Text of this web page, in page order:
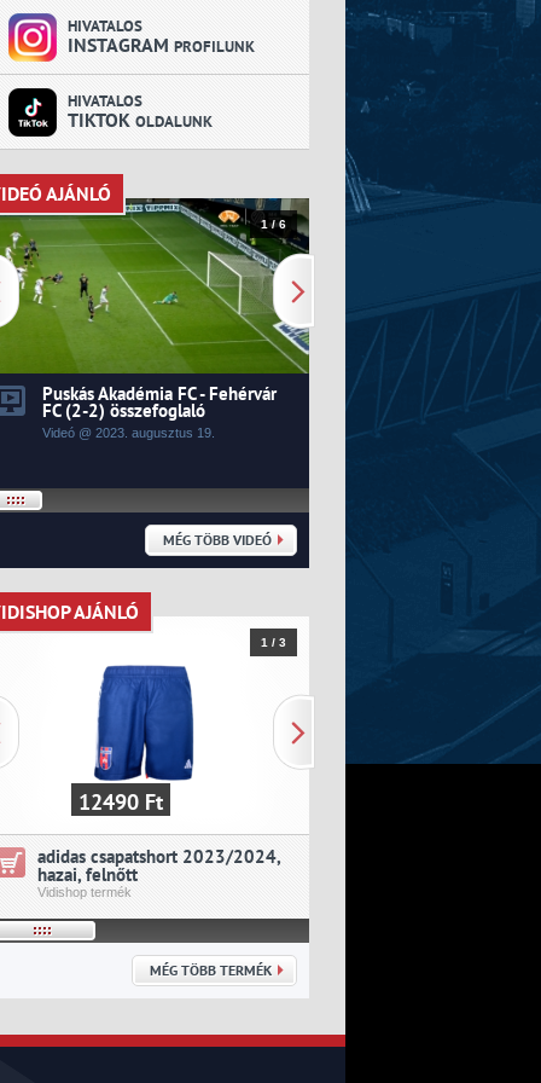
HIVATALOS
INSTAGRAM PROFILUNK
HIVATALOS
TIKTOK OLDALUNK
AJÁNLÓ
AJÁNLÓ
1 / 6
Puskás Akadémia FC - Fehérvár
FC (2-2) összefoglaló
Videó @ 2023. augusztus 19.
Kecskeméti TE -
0) összefoglaló
Videó @ 2023. augusztus 14.
MÉG TÖBB VIDEÓ
AJÁNLÓ
AJÁNLÓ
1 / 3
12490 Ft
adidas csapatshort 2023/2024,
hazai, felnőtt
Vidishop termék
MÉG TÖBB TERMÉK